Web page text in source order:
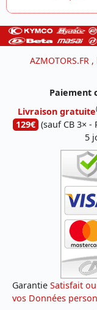
Paiement
Livraison gratuite
129€ (sauf CB 3× -
5
Garantie Satisfait
vos Données